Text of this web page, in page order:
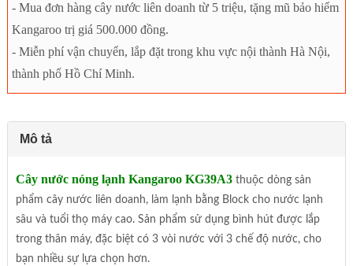
- Mua đơn hàng cây nước liên doanh từ 5 triệu, tặng mũ bảo hiểm
Kangaroo trị giá 500.000 đồng.
- Miễn phí vận chuyển, lắp đặt trong khu vực nội thành Hà Nội,
thành phố Hồ Chí Minh.
Mô tả
Cây nước nóng lạnh Kangaroo KG39A3 thuộc dòng sản
phẩm cây nước liên doanh, làm lạnh bằng Block cho nước lạnh
sâu và tuổi thọ máy cao. Sản phẩm sử dụng bình hút được lắp
trong thân máy, đặc biệt có 3 vòi nước với 3 chế độ nước, cho
bạn nhiều sự lựa chọn hơn.